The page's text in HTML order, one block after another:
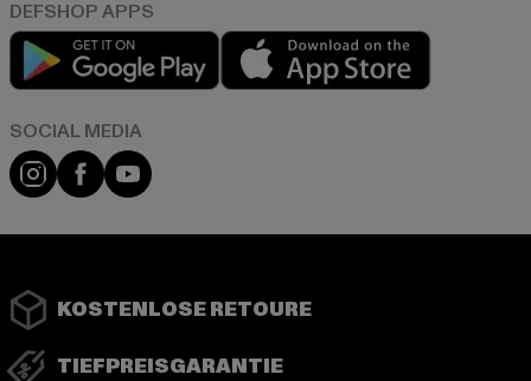
Play market
Instagram
FacebookYouTube
KOSTENLOSE RETOURE
TIEFPREISGARANTIE